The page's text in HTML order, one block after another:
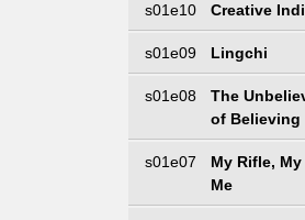
s01e10 Creative
s01e09 Lingchi
s01e08
The
of Believing
s01e07
My Rifle,
Me